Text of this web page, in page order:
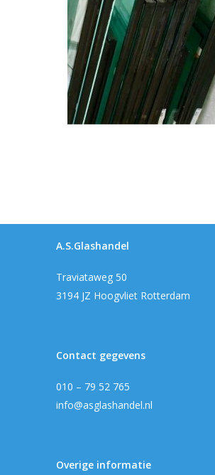
A.S.Glashandel
Traviataweg 50
3194 JZ Hoogvliet Rotterdam
Contact gegevens
010 – 79 52 765
info@asglashandel.nl
Overige informatie